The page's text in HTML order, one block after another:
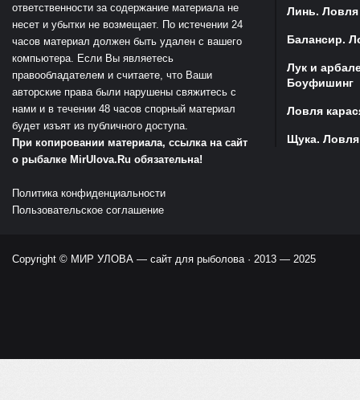
ответственности за содержание материала не
несет и убытки не возмещает. По истечении 24
часов материал должен быть удален с вашего
компьютера. Если Вы являетесь
правообладателем и считаете, что Ваши
авторские права были нарушены свяжитесь с
нами и в течении 48 часов спорный материал
будет изъят из публичного доступа.
При копировании материала, ссылка на сайт
о рыбалке MirUlova.Ru обязательна!
Политика конфиденциальности
Пользовательское соглашение
Линь. Ловля
Балансир.
Лук и
Боуфишинг
Ловля
Щука.
Copyright © МИР УЛОВА — сайт для рыболова · 2013 — 2025